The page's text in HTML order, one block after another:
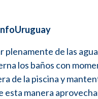
plenamente de las
los baños con
de la piscina y
esta manera